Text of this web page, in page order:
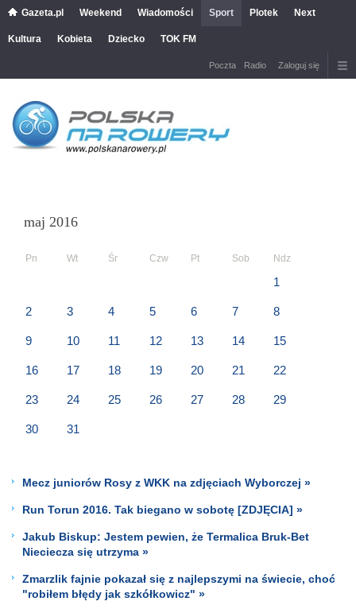
Gazeta.pl Weekend Wiadomości Sport Plotek Next
Kultura Kobieta Dziecko TOK FM
Poczta Radio Zaloguj się
maj 2016
Pn Wt Śr Czw Pt Sob Ndz
1
2 3 4 5 6 7 8
9 10 11 12 13 14 15
16 17 18 19 20 21 22
23 24 25 26 27 28 29
30 31
Mecz juniorów Rosy z WKK na zdjęciach Wyborczej »
Run Torun 2016. Tak biegano w sobotę [ZDJĘCIA] »
Jakub Biskup: Jestem pewien, że Termalica Bruk-Bet
Nieciecza się utrzyma »
Zmarzlik fajnie pokazał się z najlepszymi na świecie, choć
"robiłem błędy jak szkółkowicz" »